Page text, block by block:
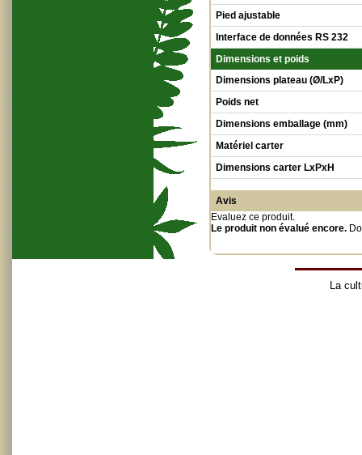
Pied ajustable
Interface de données RS 232
Dimensions et poids
Dimensions plateau (Ø/LxP)
Poids net
Dimensions emballage (mm)
Matériel carter
Dimensions carter LxPxH
Avis
Evaluez ce produit.
Le produit non évalué encore.
La